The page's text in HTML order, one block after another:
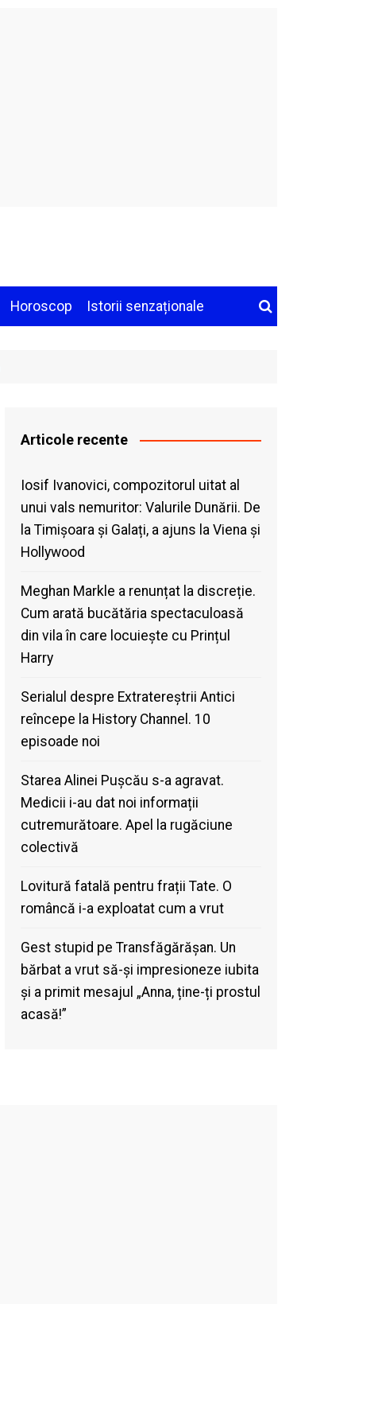
Horoscop Istorii senzaționale
Articole recente
Iosif Ivanovici, compozitorul uitat al
unui vals nemuritor: Valurile Dunării. De
la Timișoara și Galați, a ajuns la Viena și
Hollywood
Meghan Markle a renunțat la discreție.
Cum arată bucătăria spectaculoasă
din vila în care locuiește cu Prințul
Harry
Serialul despre Extratereștrii Antici
reîncepe la History Channel. 10
episoade noi
Starea Alinei Pușcău s-a agravat.
Medicii i-au dat noi informații
cutremurătoare. Apel la rugăciune
colectivă
Lovitură fatală pentru frații Tate. O
româncă i-a exploatat cum a vrut
Gest stupid pe Transfăgărășan. Un
bărbat a vrut să-și impresioneze iubita
și a primit mesajul „Anna, ține-ți prostul
acasă!”